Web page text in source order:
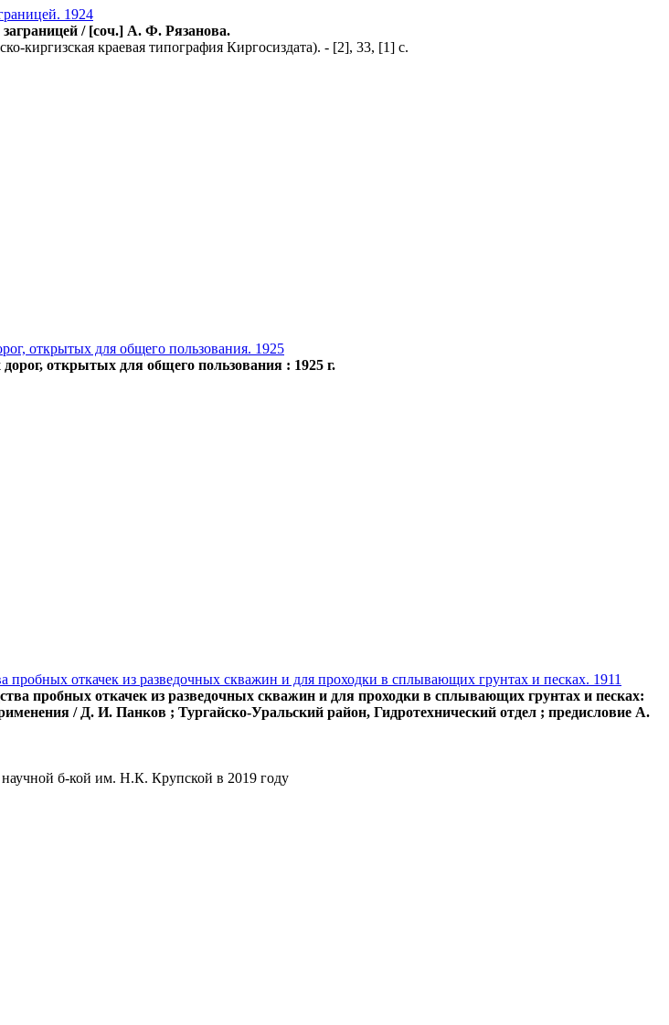
1924
/ [соч.] А. Ф. Рязанова.
киргизская краевая типография Киргосиздата). - [2], 33, [1] с.
открытых для общего пользования. 1925
открытых для общего пользования : 1925 г.
откачек из разведочных скважин и для проходки в сплывающих грунтах и песках. 1911
пробных откачек из разведочных скважин и для проходки в сплывающих грунтах и песках:
/ Д. И. Панков ; Тургайско-Уральский район, Гидротехнический отдел ; предисловие А.
б-кой им. Н.К. Крупской в 2019 году